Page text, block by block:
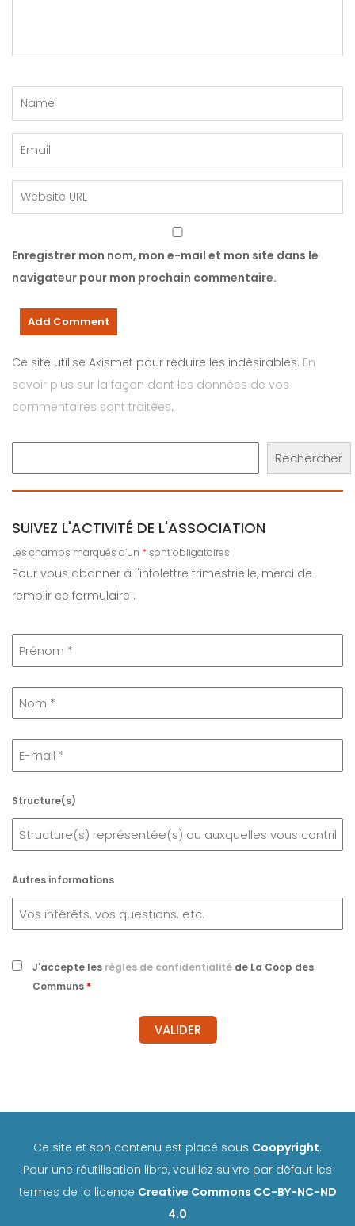
Enregistrer mon nom, mon e-mail et mon site dans le
navigateur pour mon prochain commentaire.
Ce site utilise Akismet pour réduire les indésirables. En
savoir plus sur la façon dont les données de vos
commentaires sont traitées.
Rechercher
SUIVEZ L'ACTIVITÉ DE L'ASSOCIATION
Les champs marqués d’un * sont obligatoires
Pour vous abonner à l'infolettre trimestrielle, merci de
remplir ce formulaire :
Structure(s)
Autres informations
J'accepte les règles de confidentialité de La Coop des
Communs *
Ce site et son contenu est placé sous Coopyright.
Pour une réutilisation libre, veuillez suivre par défaut les
termes de la licence Creative Commons CC-BY-NC-ND
4.0